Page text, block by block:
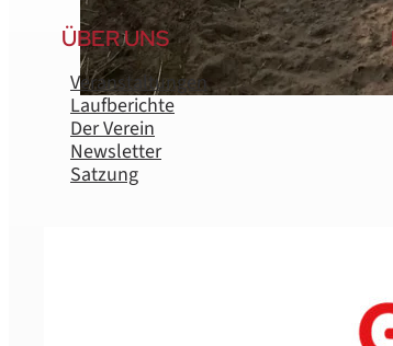
ÜBER UNS
Veranstaltungen
Laufberichte
Der Verein
Newsletter
Satzung